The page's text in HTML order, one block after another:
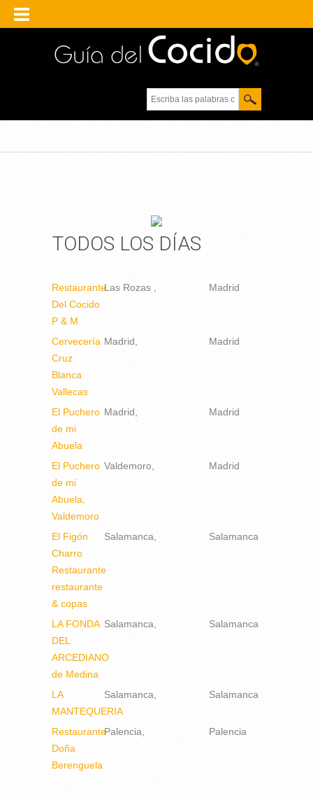
Escriba las palabras
clave.
TODOS LOS DÍAS
Restaurante
Del Cocido
P & M
Las Rozas Madrid
Cervecería
Cruz
Blanca
Vallecas
Madrid Madrid
El Puchero
de mi
Abuela
Madrid Madrid
El Puchero
de mi
Abuela,
Valdemoro
Valdemoro Madrid
El Figón
Charro
Restaurante
restaurante
& copas
Salamanca Salamanca
LA FONDA
DEL
ARCEDIANO
de Medina
Salamanca Salamanca
LA
MANTEQUERIA
Salamanca Salamanca
Restaurante
Doña
Berenguela
Palencia Palencia